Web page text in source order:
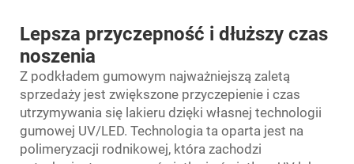
Lepsza przyczepność i dłuższy czas
noszenia
Z podkładem gumowym najważniejszą zaletą
sprzedaży jest zwiększone przyczepienie i czas
utrzymywania się lakieru dzięki własnej technologii
gumowej UV/LED. Technologia ta oparta jest na
polimeryzacji rodnikowej, która zachodzi